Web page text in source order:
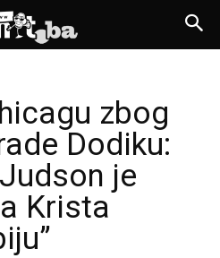
zbog
Dodiku:
je
Krista